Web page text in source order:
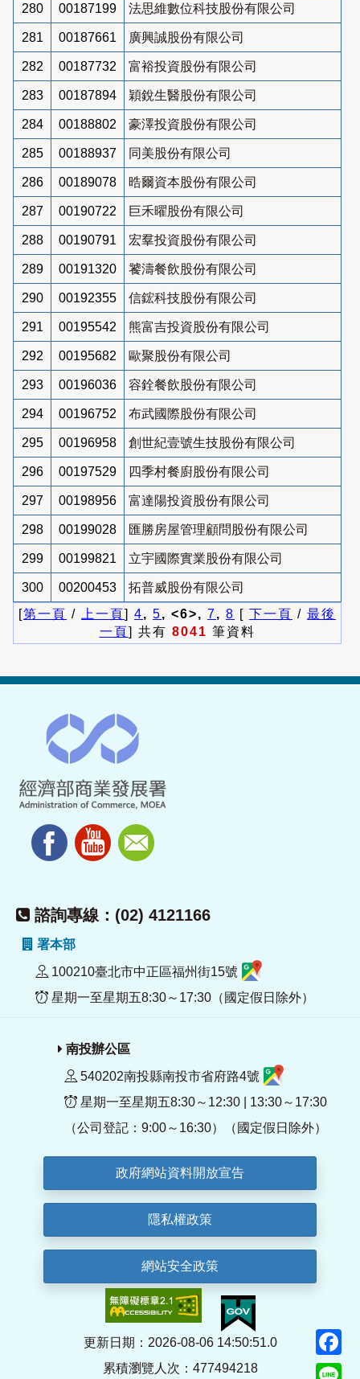
280 00187199 法思維數位科技股份有限公司
281 00187661 廣興誠股份有限公司
282 00187732 富裕投資股份有限公司
283 00187894 穎銳生醫股份有限公司
284 00188802 豪澤投資股份有限公司
285 00188937 同美股份有限公司
286 00189078 晧爾資本股份有限公司
287 00190722 巨禾曜股份有限公司
288 00190791 宏羣投資股份有限公司
289 00191320 饕濤餐飲股份有限公司
290 00192355 信鋐科技股份有限公司
291 00195542 熊富吉投資股份有限公司
292 00195682 歐聚股份有限公司
293 00196036 容銓餐飲股份有限公司
294 00196752 布武國際股份有限公司
295 00196958 創世紀壹號生技股份有限公司
296 00197529 四季村餐廚股份有限公司
297 00198956 富達陽投資股份有限公司
298 00199028 匯勝房屋管理顧問股份有限公司
299 00199821 立宇國際實業股份有限公司
300 00200453
拓普威股份有限公司
[第一頁 / 上一頁] 4, 5, <6>, 7, 8 [ 下一頁 / 最後
一頁] 共有 8041 筆資料
諮詢專線：(02) 4121166
署本部
100210臺北市中正區福州街15號
星期一至星期五8:30～17:30（國定假日除外）
南投辦公區
540202南投縣南投市省府路4號
星期一至星期五8:30～12:30 | 13:30～17:30
（公司登記：9:00～16:30）（國定假日除外）
政府網站資料開放宣告
隱私權政策
網站安全政策
更新日期：2026-08-06 14:50:51.0
累積瀏覽人次：477494218